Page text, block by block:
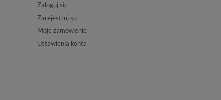
Zaloguj się
Zarejestruj się
Moje zamówienie
Ustawienia konta